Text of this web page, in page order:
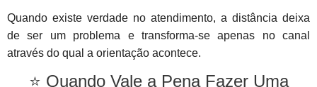
Quando existe verdade no atendimento, a distância deixa
de ser um problema e transforma-se apenas no canal
através do qual a orientação acontece.
⭐ Quando Vale a Pena Fazer Uma